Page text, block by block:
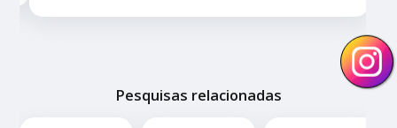
Pesquisas relacionadas